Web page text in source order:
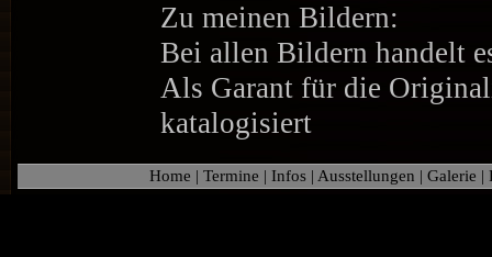
Zu meinen Bildern:
Bei allen Bildern handelt
Als Garant für die
katalogisiert
Home | Termine | Infos | Ausstellungen | Galerie |